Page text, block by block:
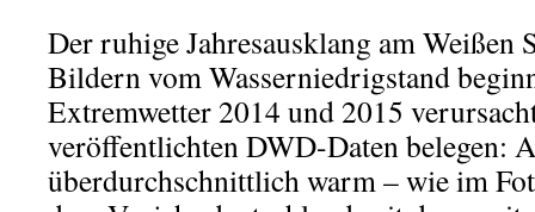
Der ruhige Jahresausklang am Weißen
Bildern vom Wasserniedrigstand
Extremwetter 2014 und 2015
veröffentlichten DWD-Daten belegen:
überdurchschnittlich warm – wie im